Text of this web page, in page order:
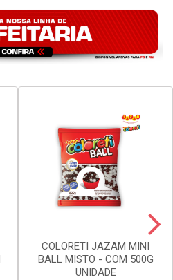
COLORETI JAZAM MINI
BALL MISTO - COM 500G
UNIDADE